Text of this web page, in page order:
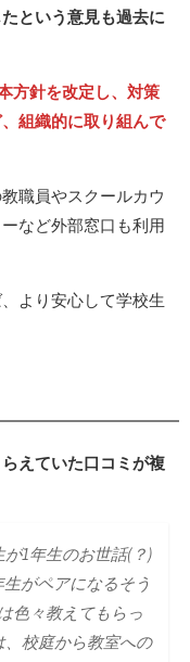
という意見も過去に
方針を改定し、対策
組織的に取り組んで
職員やスクールカウ
など外部窓口も利用
より安心して学校生
えていた口コミが複
1年生のお世話(？)
がペアになるそう
色々教えてもらっ
校庭から教室への